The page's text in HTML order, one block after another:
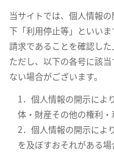
当サイトでは、個人情報
下「利用停止等」といい
請求であることを確認した
ただし、以下の各号に該
ない場合がございます。
1．個人情報の開示によ
体・財産その他の権利・
2．個人情報の開示によ
を及ぼすおそれがある場